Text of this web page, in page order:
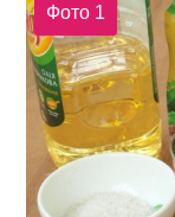
Фото 1